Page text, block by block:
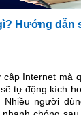
Hướng dẫn
Internet mà
tự động kích
Nhiều người